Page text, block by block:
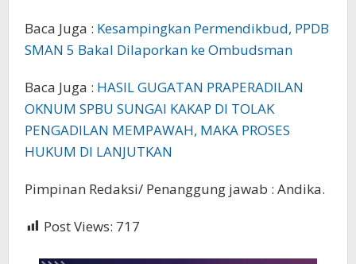
Baca Juga : Kesampingkan Permendikbud, PPDB
SMAN 5 Bakal Dilaporkan ke Ombudsman
Baca Juga : HASIL GUGATAN PRAPERADILAN
OKNUM SPBU SUNGAI KAKAP DI TOLAK
PENGADILAN MEMPAWAH, MAKA PROSES
HUKUM DI LANJUTKAN
Pimpinan Redaksi/ Penanggung jawab : Andika.
Post Views: 717